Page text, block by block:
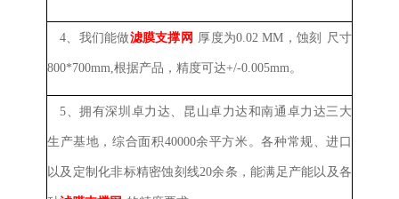
4、 我们能做滤膜支撑网 厚度为0.02 MM， 蚀刻 尺寸
800*700mm,根据产品，精度可达+/-0.005mm。
5、拥有深圳卓力达、昆山卓力达和南通卓力达三大
生产基地，综合面积40000余平方米。各种常规、进口
以及定制化非标精密蚀刻线20余条，能满足产能以及各